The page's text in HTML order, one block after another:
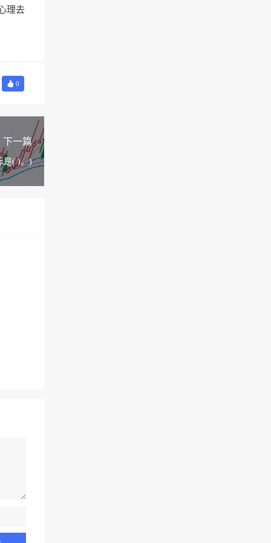
理去
0
下一篇
是( )。)